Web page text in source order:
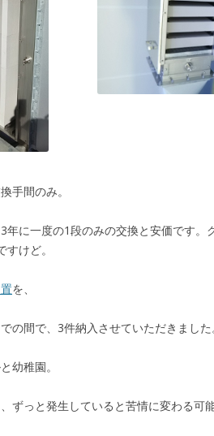
手間のみ。
年に一度の1段のみの交換と安価です
けど。
を、
の間で、3件納入させていただきました
幼稚園。
ずっと発生していると苦情に変わる可